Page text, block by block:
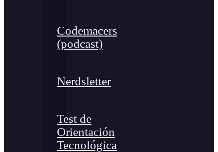
Codemacers
(podcast)
Nerdsletter
Test de
Orientación
Tecnológica